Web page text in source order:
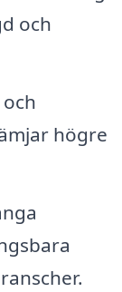
och
högre